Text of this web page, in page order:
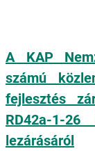
A KAP
számú
fejlesztés
RD42a-1-
lezárásáról